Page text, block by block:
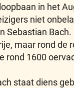
in het
niet
Sebastian
maar rond de
rond 1600
staat diens